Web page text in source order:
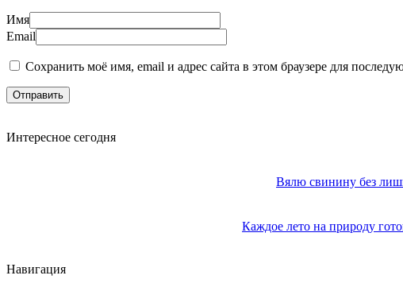
Имя
Email
Сохранить моё имя, email и адрес сайта в этом браузере для
Интересное сегодня
Вялю свинину без
Каждое лето на природу
Навигация